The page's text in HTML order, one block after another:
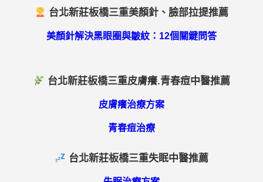
台北新莊板橋三重美顏針、臉部拉提推薦
美顏針解決黑眼圈與皺紋：12個關鍵問答
台北新莊板橋三重皮膚癢.青春痘中醫推薦
皮膚癢治療方案
青春痘治療
台北新莊板橋三重失眠中醫推薦